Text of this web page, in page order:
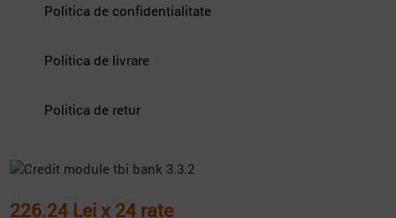
Politica de confidentialitate
Politica de livrare
Politica de retur
226.24 Lei x 24 rate